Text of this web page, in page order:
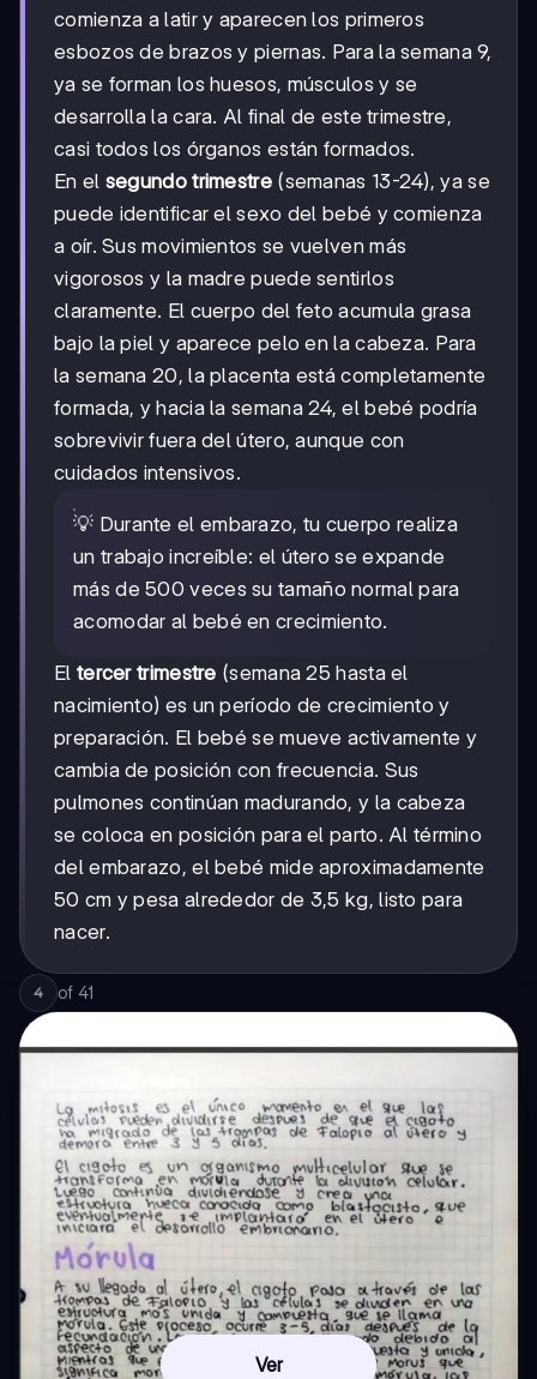
comienza a latir y aparecen los primeros
esbozos de brazos y piernas. Para la semana 9,
ya se forman los huesos, músculos y se
desarrolla la cara. Al final de este trimestre,
casi todos los órganos están formados.
En el segundo trimestre(semanas 13-24), ya se
puede identificar el sexo del bebé y comienza
a oír. Sus movimientos se vuelven más
vigorosos y la madre puede sentirlos
claramente. El cuerpo del feto acumula grasa
bajo la piel y aparece pelo en la cabeza. Para
la semana 20, la placenta está completamente
formada, y hacia la semana 24, el bebé podría
sobrevivir fuera del útero, aunque con
cuidados intensivos.
💡 Durante el embarazo, tu cuerpo realiza
un trabajo increíble: el útero se expande
más de 500 veces su tamaño normal para
acomodar al bebé en crecimiento.
El tercer trimestre (semana 25 hasta el
nacimiento) es un período de crecimiento y
preparación. El bebé se mueve activamente y
cambia de posición con frecuencia. Sus
pulmones continúan madurando, y la cabeza
se coloca en posición para el parto. Al término
del embarazo, el bebé mide aproximadamente
50 cm y pesa alrededor de 3,5 kg, listo para
nacer.
4 of 41
Ver